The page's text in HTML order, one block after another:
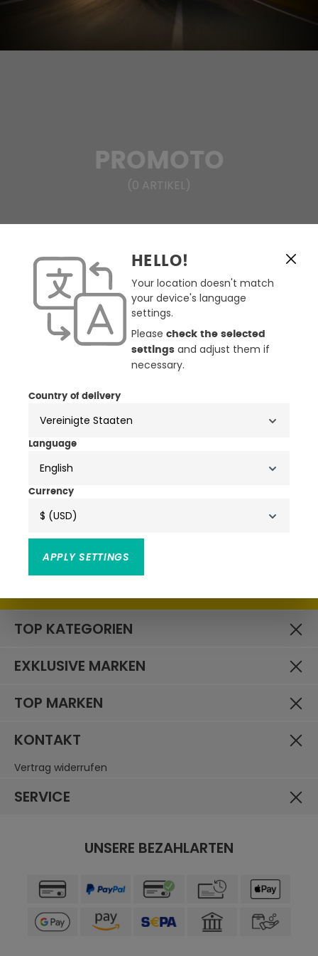
PROMOTO
(0 ARTIKEL)
FILTERN & SORTIEREN
Keine Produkte gefunden.
ANMELDEN & ATTRAKTIVE
VORTEILE SICHERN
• Exklusive Aktionen, Produktneuheiten & Trends
• Attraktive Rabatte, Schnäppchen & Gutscheine
Ich habe dieDatenschutzbestimmungen
genommen und dieAGBgelesen und bin mit ihnen
TOP KATEGORIEN
EXKLUSIVE MARKEN
TOP MARKEN
KONTAKT
Vertrag widerrufen
SERVICE
UNSERE BEZAHLARTEN
HELLO!
Your location doesn't match
your device's language
settings.
Please check the selected
settings and adjust them if
necessary.
Country of delivery
Language
English
Currency
$ (USD)
APPLY SETTINGS